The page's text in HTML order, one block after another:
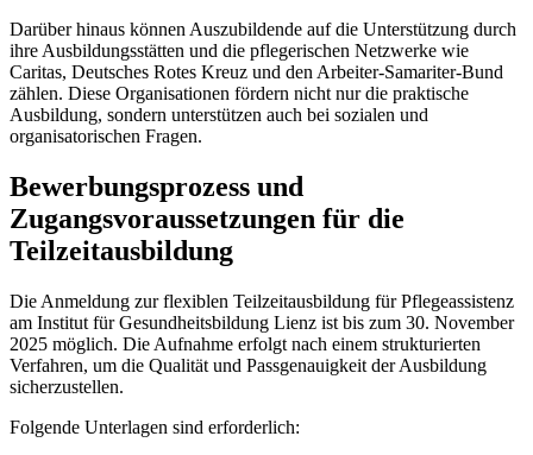
Darüber hinaus können Auszubildende auf die Unterstützung durch
ihre Ausbildungsstätten und die pflegerischen Netzwerke wie
Caritas, Deutsches Rotes Kreuz und den Arbeiter-Samariter-Bund
zählen. Diese Organisationen fördern nicht nur die praktische
Ausbildung, sondern unterstützen auch bei sozialen und
organisatorischen Fragen.
Bewerbungsprozess und
Zugangsvoraussetzungen für die
Teilzeitausbildung
Die Anmeldung zur flexiblen Teilzeitausbildung für Pflegeassistenz
am Institut für Gesundheitsbildung Lienz ist bis zum 30. November
2025 möglich. Die Aufnahme erfolgt nach einem strukturierten
Verfahren, um die Qualität und Passgenauigkeit der Ausbildung
sicherzustellen.
Folgende Unterlagen sind erforderlich: